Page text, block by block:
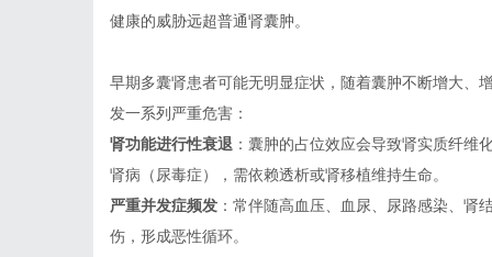
健康的威胁远超普通肾囊肿。
早期多囊肾患者可能无明显症状，随着囊肿不断增大、
发一系列严重危害：
肾功能进行性衰退 ：囊肿的占位效应会导致肾实质纤维
肾病（尿毒症），需依赖透析或肾移植维持生命。
严重并发症频发 ：常伴随高血压、血尿、尿路感染、肾
伤，形成恶性循环。